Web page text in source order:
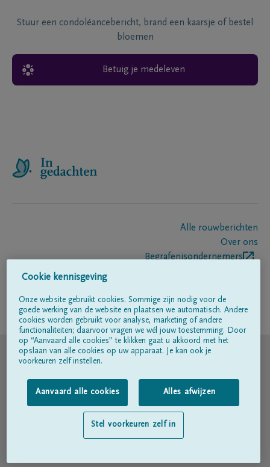
Stuur een condoléancebericht, brand een kaarsje of bestel
bloemen
Betuig je medeleven
Alle rouwberichten
Over ons
Begrafenisondernemers
Volg ons op
© DELA
Gebruiksvoorwaarden
Privacyverklaring
Toegankelijkheidsverklaring
Cookie kennisgeving
Onze website gebruikt cookies. Sommige zijn nodig voor de
goede werking van de website en plaatsen we automatisch. Andere
cookies worden gebruikt voor analyse, marketing of andere
functionaliteiten; daarvoor vragen we wél jouw toestemming. Door
op “Aanvaard alle cookies” te klikken gaat u akkoord met het
opslaan van alle cookies op uw apparaat. Je kan ook je
voorkeuren zelf instellen.
Aanvaard alle cookies Alles afwijzen
Stel voorkeuren zelf in